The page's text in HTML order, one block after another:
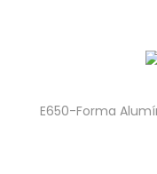
E650-Forma